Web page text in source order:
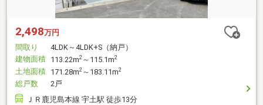
2,498万円
間取り
4LDK～4LDK+S（納戸）
建物面積 113.22m2 ～115.1m2
土地面積 171.28m2 ～183.11m2
総戸数
2戸
ＪＲ鹿児島本線 宇土駅 徒歩13分